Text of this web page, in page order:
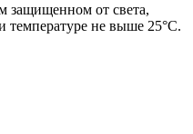
защищенном от света,
температуре не выше 25°С.